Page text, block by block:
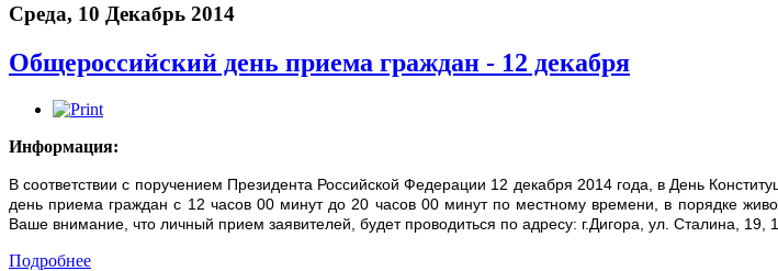
Среда, 10 Декабрь 2014
Общероссийский день приема граждан - 12 декабря
Информация:
В соответствии с поручением Президента Российской Федерации 12 декабря 2014 года, в День
день приема граждан с 12 часов 00 минут до 20 часов 00 минут по местному времени, в порядке
Ваше внимание, что личный прием заявителей, будет проводиться по адресу: г.Дигора, ул. Сталина, 19, 1
Подробнее